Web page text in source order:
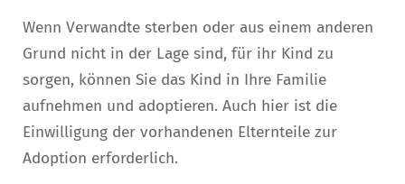
Wenn Verwandte sterben oder aus einem anderen
Grund nicht in der Lage sind, für ihr Kind zu
sorgen, können Sie das Kind in Ihre Familie
aufnehmen und adoptieren. Auch hier ist die
Einwilligung der vorhandenen Elternteile zur
Adoption erforderlich.